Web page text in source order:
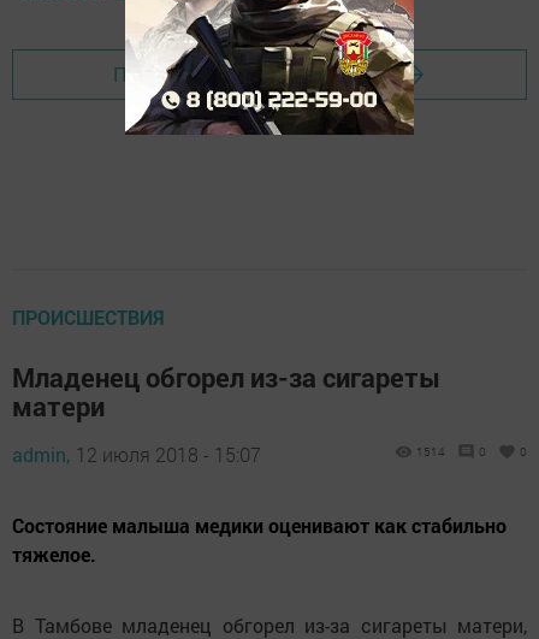
Перейти на страницу новости
ПРОИСШЕСТВИЯ
Младенец обгорел из-за сигареты
матери
admin, 12 июля 2018 - 15:07 1514 0 0
Состояние малыша медики оценивают как стабильно
тяжелое.
В Тамбове младенец обгорел из-за сигареты матери,